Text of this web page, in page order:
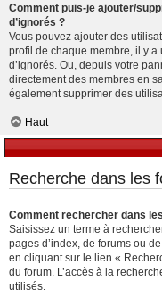
Comment puis-je ajouter/
d’ignorés ?
Vous pouvez ajouter des
profil de chaque membre, il y a
d’ignorés. Ou, depuis votre
directement des membres en
également supprimer des
Haut
Recherche dans les
Comment rechercher dans
Saisissez un terme à
pages d’index, de forums ou
en cliquant sur le lien «
du forum. L’accès à la
utilisés.